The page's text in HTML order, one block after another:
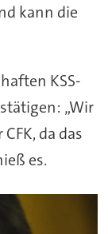
kann die
KSS-
„Wir
da das
es.